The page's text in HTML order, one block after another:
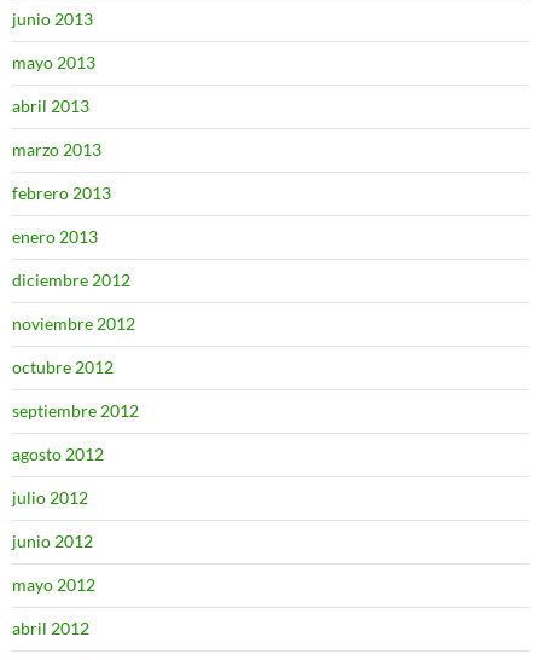
junio 2013
mayo 2013
abril 2013
marzo 2013
febrero 2013
enero 2013
diciembre 2012
noviembre 2012
octubre 2012
septiembre 2012
agosto 2012
julio 2012
junio 2012
mayo 2012
abril 2012